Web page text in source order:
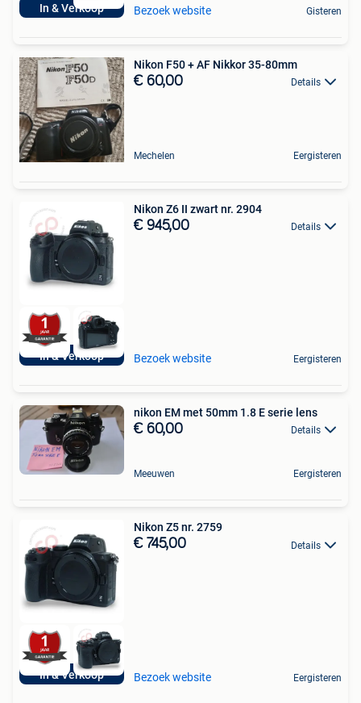
In & Verkoop Bezoek website Gisteren
Nikon F50 + AF Nikkor 35-80mm
€ 60,00 Details
Mechelen Eergisteren
In & Verkoop
Nikon Z6 II zwart nr. 2904
€ 945,00 Details
Bezoek website Eergisteren
nikon EM met 50mm 1.8 E serie lens
€ 60,00 Details
Meeuwen Eergisteren
In & Verkoop
Nikon Z5 nr. 2759
€ 745,00 Details
Bezoek website Eergisteren